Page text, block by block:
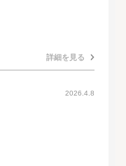
詳細を見る
2026.4.8